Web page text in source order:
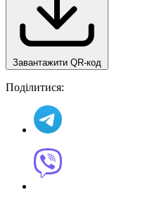
Завантажити QR-код
Поділитися: